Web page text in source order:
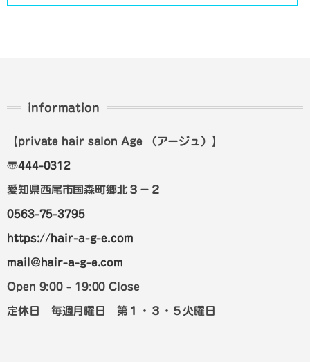
information
【private hair salon Age （アージュ） 】
〠444-0312
愛知県西尾市国森町郷北３－２
0563-75-3795
https://hair-a-g-e.com
mail@hair-a-g-e.com
Open 9:00 - 19:00 Close
定休日 毎週月曜日 第１・３・５火曜日